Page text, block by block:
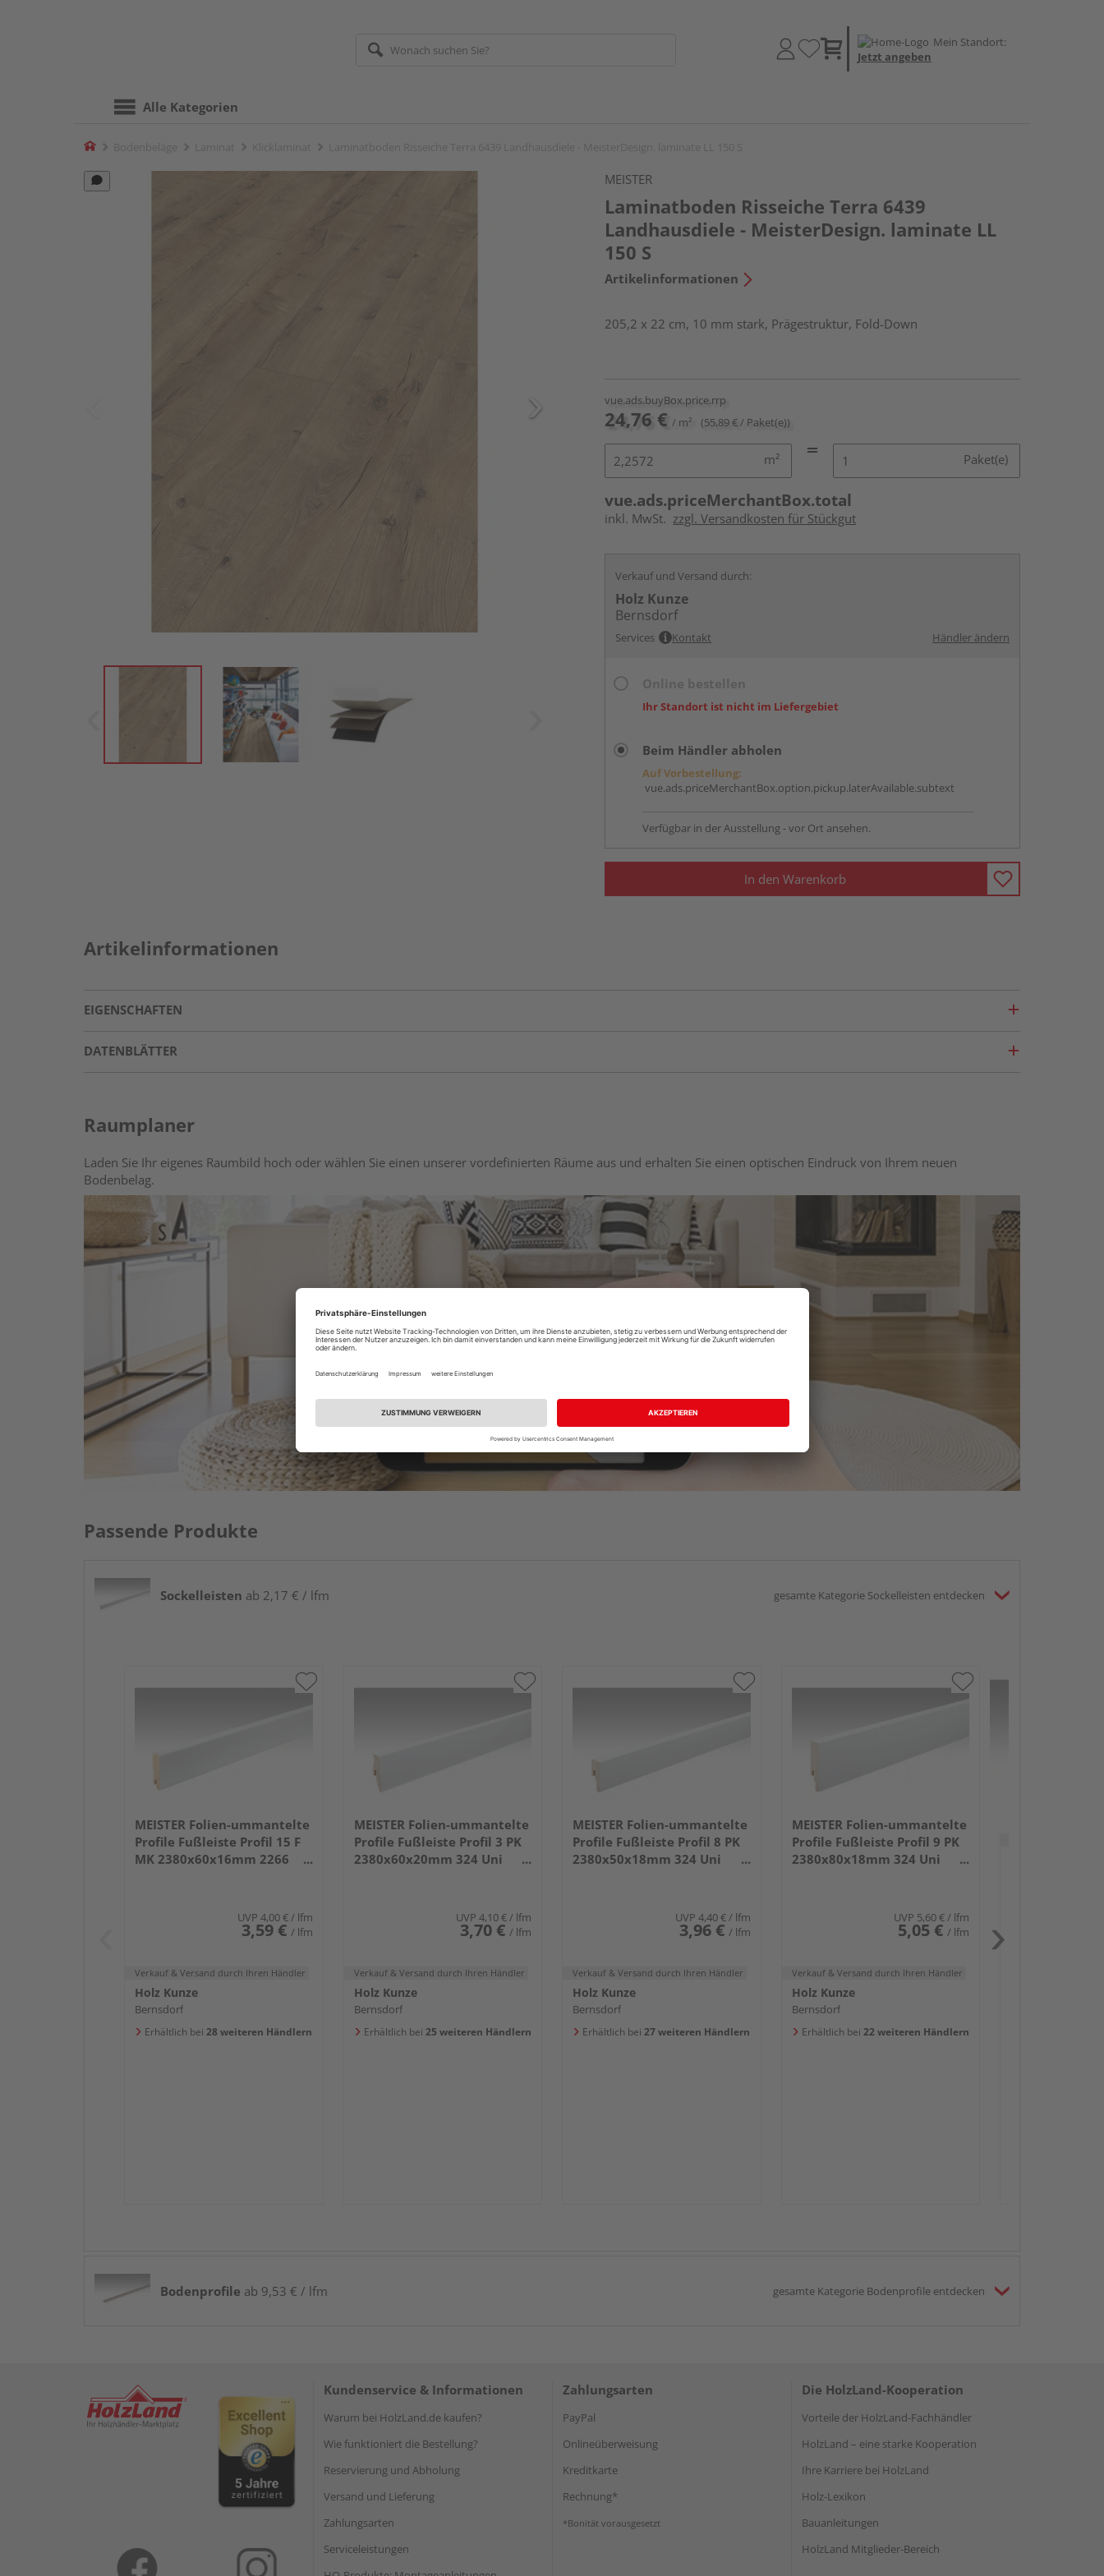
Mein Standort:
Jetzt angeben
Alle Kategorien
Home
MEISTER
Laminatboden Risseiche Terra 6439
Landhausdiele - MeisterDesign. laminate LL
150 S
Artikelinformationen
205,2 x 22 cm, 10 mm stark, Prägestruktur, Fold-Down
vue.ads.buyBox.price.rrp
24,76 € / m² (55,89 € / Paket(e))
m² Paket(e)
vue.ads.priceMerchantBox.total
inkl. MwSt. zzgl. Versandkosten für Stückgut
Verkauf und Versand durch:
Holz Kunze
Bernsdorf
Services Kontakt Händler ändern
Ihr Standort ist nicht im Liefergebiet
Beim Händler abholen
Auf Vorbestellung:
vue.ads.priceMerchantBox.option.pickup.laterAvailable.subtext
Verfügbar in der Ausstellung - vor Ort ansehen.
In den Warenkorb
Artikelinformationen
EIGENSCHAFTEN
DATENBLÄTTER
Raumplaner
Laden Sie Ihr eigenes Raumbild hoch oder wählen Sie einen unserer vordefinierten Räume aus und erhalten Sie einen optischen Eindruck von Ihrem neuen
Bodenbelag.
Raumplaner
Passende Produkte
Sockelleisten ab 2,17 € / lfm gesamte Kategorie Sockelleisten entdecken
MEISTER Folien-ummantelte
Profile Fußleiste Profil 15 F
MK 2380x60x16mm 2266
UVP 4,00 € / lfm
3,59 € / lfm
Verkauf & Versand durch Ihren Händler
Holz Kunze
Bernsdorf
Erhältlich bei 28 weiteren Händlern
MEISTER Folien-ummantelte
Profile Fußleiste Profil 3 PK
2380x60x20mm 324 Uni
UVP 4,10 € / lfm
3,70 € / lfm
Verkauf & Versand durch Ihren Händler
Holz Kunze
Bernsdorf
Erhältlich bei 25 weiteren Händlern
MEISTER Folien-ummantelte
Profile Fußleiste Profil 8 PK
2380x50x18mm 324 Uni
UVP 4,40 € / lfm
3,96 € / lfm
Verkauf & Versand durch Ihren Händler
Holz Kunze
Bernsdorf
Erhältlich bei 27 weiteren Händlern
MEISTER Folien-ummantelte
Profile Fußleiste Profil 9 PK
2380x80x18mm 324 Uni
UVP 5,60 € / lfm
5,05 € / lfm
Verkauf & Versand durch Ihren Händler
Holz Kunze
Bernsdorf
Erhältlich bei 22 weiteren Händlern
Bodenprofile ab 9,53 € / lfm gesamte Kategorie Bodenprofile entdecken
Kundenservice & Informationen
Warum bei HolzLand.de kaufen?
Wie funktioniert die Bestellung?
Reservierung und Abholung
Versand und Lieferung
Zahlungsarten
Serviceleistungen
Zahlungsarten
PayPal
Onlineüberweisung
Kreditkarte
Rechnung*
*Bonität vorausgesetzt
Die HolzLand-Kooperation
Vorteile der HolzLand-Fachhändler
HolzLand – eine starke Kooperation
Ihre Karriere bei HolzLand
Holz-Lexikon
Bauanleitungen
HolzLand Mitglieder-Bereich